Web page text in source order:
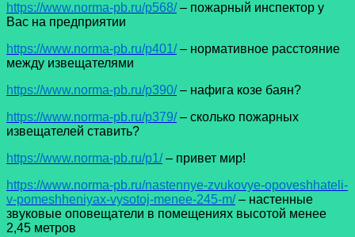
https://www.norma-pb.ru/p568/– пожарный инспектор у
Вас на предприятии
https://www.norma-pb.ru/p401/– нормативное расстояние
между извещателями
https://www.norma-pb.ru/p390/– нафига козе баян?
https://www.norma-pb.ru/p379/– сколько пожарных
извещателей ставить?
https://www.norma-pb.ru/p1/– привет мир!
https://www.norma-pb.ru/nastennye-zvukovye-opoveshhateli-
v-pomeshheniyax-vysotoj-menee-245-m/– настенные
звуковые оповещатели в помещениях высотой менее
2,45 метров